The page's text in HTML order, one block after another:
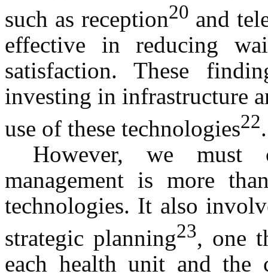
such as reception20 and
effective in reducing
satisfaction. These
investing in infrastructure
use of these technologies22.
However, we must
management is more
technologies. It also
strategic planning23, one
each health unit and the